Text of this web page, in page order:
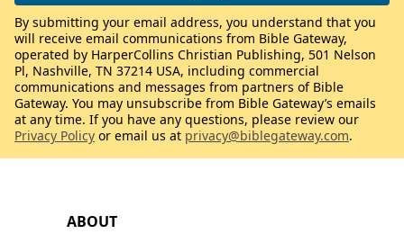
ABOUT
By submitting your email address, you understand that you
will receive email communications from Bible Gateway,
operated by HarperCollins Christian Publishing, 501 Nelson
Pl, Nashville, TN 37214 USA, including commercial
communications and messages from partners of Bible
Gateway. You may unsubscribe from Bible Gateway’s emails
at any time. If you have any questions, please review our
Privacy Policy or email us at privacy@biblegateway.com.